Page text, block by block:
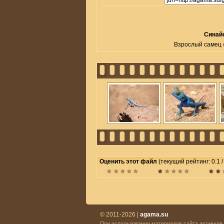
Взрослый самец
Оценить этот файл (текущий рейтинг: 0.1
© 2011-2026 | agama.su